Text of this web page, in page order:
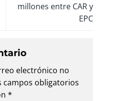
millones entre CAR y
EPC
electrónico no
campos obligatorios
*